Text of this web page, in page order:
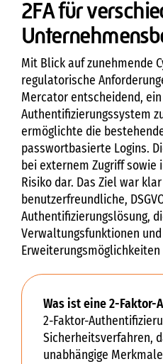
2FA für
Mit Blick auf zunehmende
regulatorische
Mercator entscheidend,
Authentifizierungssystem
ermöglichte die
passwortbasierte Logins.
bei externem Zugriff sowie
Risiko dar. Das Ziel war
benutzerfreundliche,
Authentifizierungslösung,
Verwaltungsfunktionen
Erweiterungsmöglichkeiten
Was ist eine 2-Faktor-
2-Faktor-
Sicherheitsverfahren,
unabhängige